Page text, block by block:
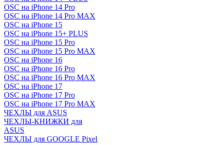
OSC на iPhone 14 Pro
OSC на iPhone 14 Pro MAX
OSC на iPhone 15
OSC на iPhone 15+ PLUS
OSC на iPhone 15 Pro
OSC на iPhone 15 Pro MAX
OSC на iPhone 16
OSC на iPhone 16 Pro
OSC на iPhone 16 Pro MAX
OSC на iPhone 17
OSC на iPhone 17 Pro
OSC на iPhone 17 Pro MAX
ЧЕХЛЫ для ASUS
ЧЕХЛЫ-КНИЖКИ для
ASUS
ЧЕХЛЫ для GOOGLE Pixel